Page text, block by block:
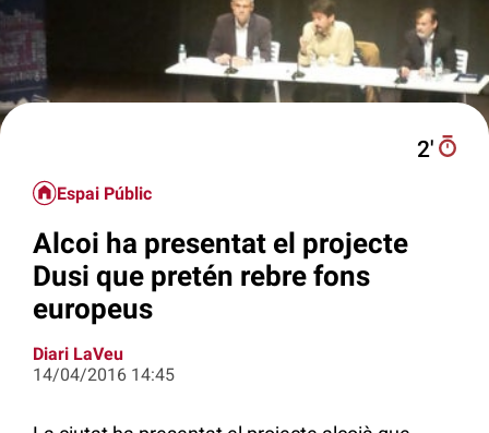
2′
Espai Públic
Alcoi ha presentat el projecte
Dusi que pretén rebre fons
europeus
Diari LaVeu
14/04/2016 14:45